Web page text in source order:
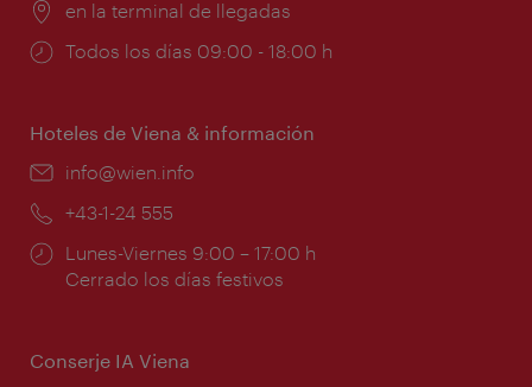
Lugar:
en la terminal de llegadas
Horarios
Todos los días 09:00 - 18:00 h
Hoteles de Viena & información
e-
info@wien.info
Teléfono:
+43-1-24 555
Horarios
de
Lunes-Viernes 9:00 – 17:00 h
Cerrado los días festivos
Conserje IA Viena